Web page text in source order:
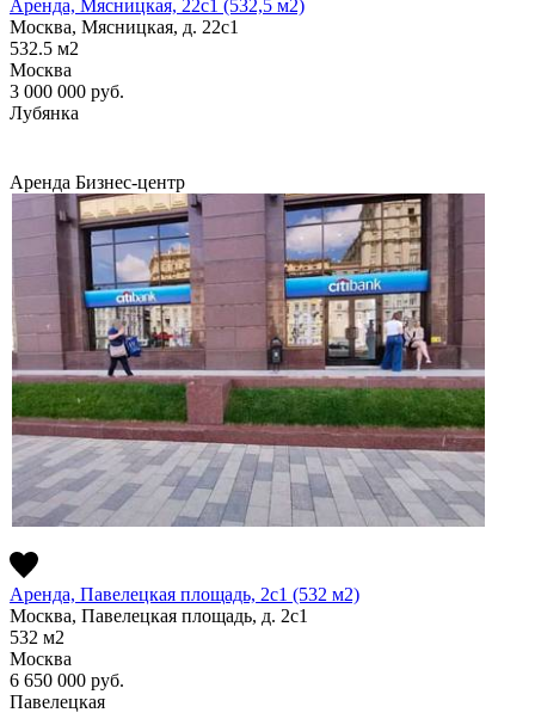
Аренда, Мясницкая, 22с1 (532,5 м2)
Москва, Мясницкая, д. 22с1
532.5 м2
Москва
3 000 000 руб.
Лубянка
Аренда Бизнес-центр
Аренда, Павелецкая площадь, 2с1 (532 м2)
Москва, Павелецкая площадь, д. 2с1
532 м2
Москва
6 650 000 руб.
Павелецкая